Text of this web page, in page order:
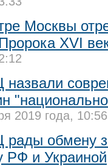
Москвы
XVI
2019 года, 10:56
обмену
РФ и Украиной